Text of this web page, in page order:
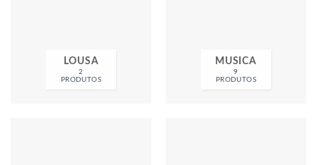
LOUSA
2
PRODUTOS
MUSICA
9
PRODUTOS